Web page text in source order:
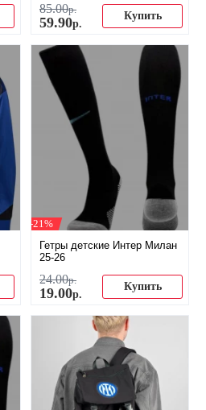
85.00р.
59.90р.
Купить
-21%
Гетры детские Интер Милан
25-26
24.00р.
19.00р.
Купить